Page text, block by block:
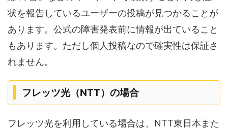
状を報告しているユーザーの投稿が見つかることが
あります。公式の障害発表前に情報が出ていること
もあります。ただし個人投稿なので確実性は保証さ
れません。
フレッツ光（NTT）の場合
フレッツ光を利用している場合は、NTT東日本また